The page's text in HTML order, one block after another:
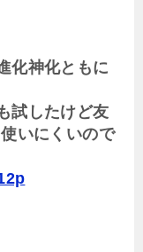
化神化ともに
試したけど友
いにくいので